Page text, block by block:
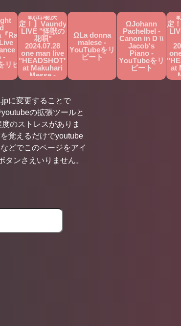
Rat
-
リピ
戦出場決
定！】Vaundy
LIVE "怪獣の
花唄"
2024.07.28
one man live
"HEADSHOT"
at Makuhari
Messe -
YouTubeをリ
ΩLa donna
malese -
YouTubeをリ
ピート
ΩJohann
Pachelbel -
Canon in D \\
Jacob's
Piano -
YouTubeをリ
ピート
定
at
に変更することで
の拡張ツールと
のストレスがありま
覚えるだけでyoutube
どでこのページをアイ
ンさえいりません。